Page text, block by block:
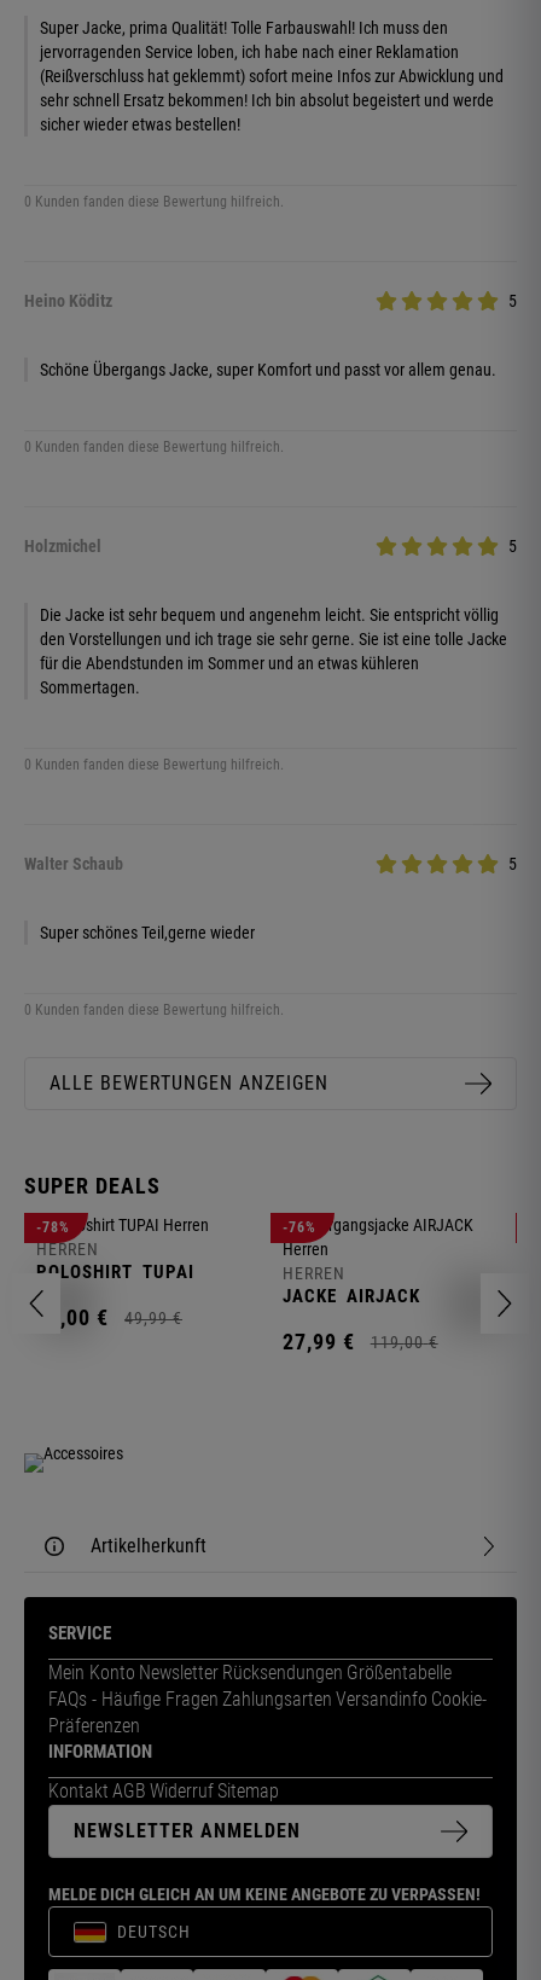
Super Jacke, prima Qualität! Tolle Farbauswahl! Ich muss den
jervorragenden Service loben, ich habe nach einer Reklamation
(Reißverschluss hat geklemmt) sofort meine Infos zur Abwicklung und
sehr schnell Ersatz bekommen! Ich bin absolut begeistert und werde
sicher wieder etwas bestellen!
0 Kunden fanden diese Bewertung hilfreich.
Heino Köditz 5
Schöne Übergangs Jacke, super Komfort und passt vor allem genau.
0 Kunden fanden diese Bewertung hilfreich.
Holzmichel 5
Die Jacke ist sehr bequem und angenehm leicht. Sie entspricht völlig
den Vorstellungen und ich trage sie sehr gerne. Sie ist eine tolle Jacke
für die Abendstunden im Sommer und an etwas kühleren
Sommertagen.
0 Kunden fanden diese Bewertung hilfreich.
Walter Schaub 5
Super schönes Teil,gerne wieder
0 Kunden fanden diese Bewertung hilfreich.
ALLE BEWERTUNGEN ANZEIGEN
SUPER DEALS
-78%
HERREN
POLOSHIRT TUPAI
11,00 € 49,99 €
-76%
HERREN
JACKE AIRJACK
27,99 € 119,00 €
Artikelherkunft
SERVICE
Mein Konto Newsletter Rücksendungen Größentabelle
FAQs - Häufige Fragen Zahlungsarten Versandinfo Cookie-
Präferenzen
INFORMATION
Kontakt AGB Widerruf Sitemap
NEWSLETTER ANMELDEN
MELDE DICH GLEICH AN UM KEINE ANGEBOTE ZU VERPASSEN!
DEUTSCH